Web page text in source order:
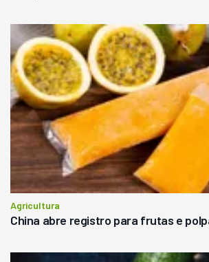
Agricultura
China abre registro para frutas e